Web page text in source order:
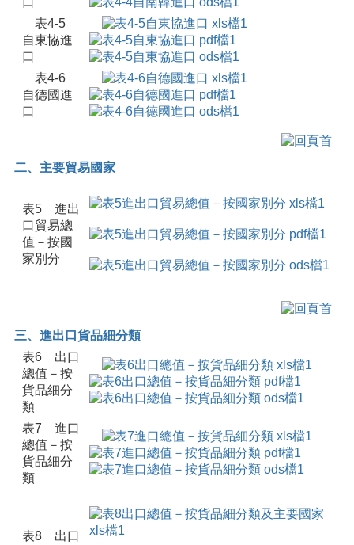
表4-5
自東協進
口
表4-6
自德國進
口
二、主要貿易國家
表5 進出
口貿易總
值－按國
家別分
三、進出口貨品細分類
表6 出口
總值－按
貨品細分
類
表7 進口
總值－按
貨品細分
類
表8 出口